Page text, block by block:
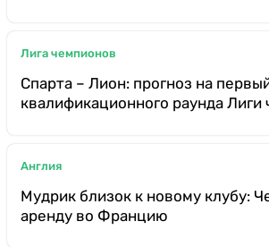
Лига чемпионов
Спарта – Лион: прогноз на
квалификационного раунда Лиги
Англия
Мудрик близок к новому клубу:
аренду во Францию